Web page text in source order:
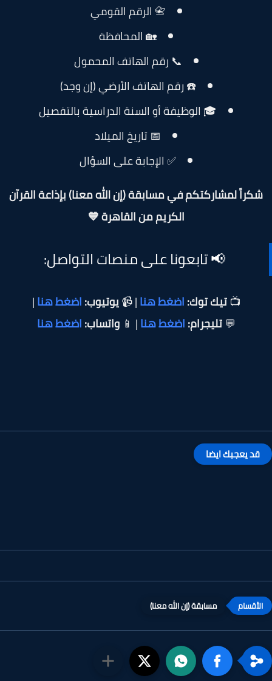
📇 الرقم القومي
🏡 المحافظة
📞 رقم الهاتف المحمول
☎️ رقم الهاتف الأرضي (إن وجد)
🎓 الوظيفة أو السنة الدراسية بالتفصيل
📅 تاريخ الميلاد
✅ الإجابة على السؤال
لمشاركتكم في مسابقة (إن الله معنا) بإذاعة القرآن
الكريم من القاهرة 💙
📢 تابعونا على منصات التواصل:
📺تيك توك:اضغط هنا| 📹يوتيوب:اضغط هنا|
💬تليجرام:اضغط هنا| 📱 واتساب:اضغط هنا
قد يعجبك ايضا
مسابقة (إن الله معنا)